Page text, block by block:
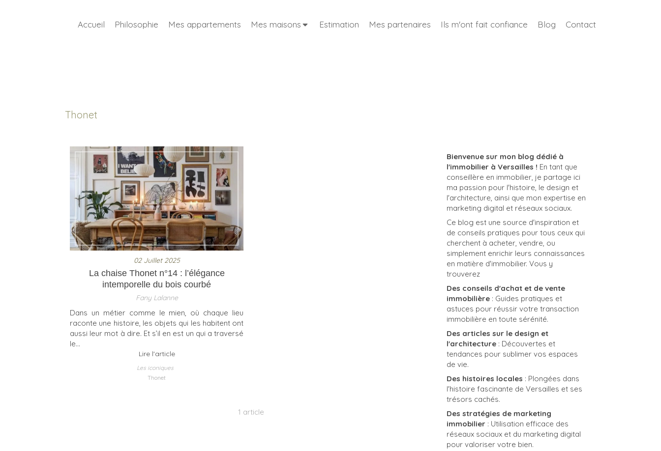
Accueil Philosophie Mes appartements Mes maisons Estimation Mes partenaires Ils m'ont fait confiance Blog Contact
Thonet
02 Juillet 2025
La chaise Thonet n°14 : l’élégance
intemporelle du bois courbé
Fany Lalanne
Dans un métier comme le mien, où chaque lieu
raconte une histoire, les objets qui les habitent ont
aussi leur mot à dire. Et s’il en est un qui a traversé
le...
Lire l'article
Les iconiques
Thonet
1 article
Bienvenue sur mon blog dédié à
l'immobilier à Versailles ! En tant que
conseillère en immobilier, je partage ici
ma passion pour l'histoire, le design et
l'architecture, ainsi que mon expertise en
marketing digital et réseaux sociaux.
Ce blog est une source d'inspiration et
de conseils pratiques pour tous ceux qui
cherchent à acheter, vendre, ou
simplement enrichir leurs connaissances
en matière d'immobilier. Vous y
trouverez
Des conseils d'achat et de vente
immobilière : Guides pratiques et
astuces pour réussir votre transaction
immobilière en toute sérénité.
Des articles sur le design et
l'architecture : Découvertes et
tendances pour sublimer vos espaces
de vie.
Des histoires locales : Plongées dans
l'histoire fascinante de Versailles et ses
trésors cachés.
Des stratégies de marketing
immobilier : Utilisation efficace des
réseaux sociaux et du marketing digital
pour valoriser votre bien.